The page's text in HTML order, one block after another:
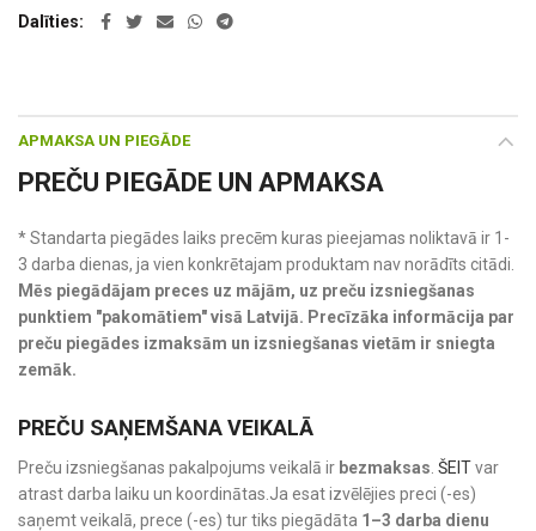
Dalīties
APMAKSA UN PIEGĀDE
PREČU PIEGĀDE UN APMAKSA
* Standarta piegādes laiks precēm kuras pieejamas noliktavā ir 1-
3 darba dienas, ja vien konkrētajam produktam nav norādīts citādi.
Mēs piegādājam preces uz mājām, uz preču izsniegšanas
punktiem "pakomātiem" visā Latvijā. Precīzāka informācija par
preču piegādes izmaksām un izsniegšanas vietām ir sniegta
zemāk.
PREČU SAŅEMŠANA VEIKALĀ
Preču izsniegšanas pakalpojums veikalā ir bezmaksas ŠEITvar
atrast darba laiku un koordinātas.Ja esat izvēlējies preci (-es)
saņemt veikalā, prece (-es) tur tiks piegādāta 1–3 darba dienu